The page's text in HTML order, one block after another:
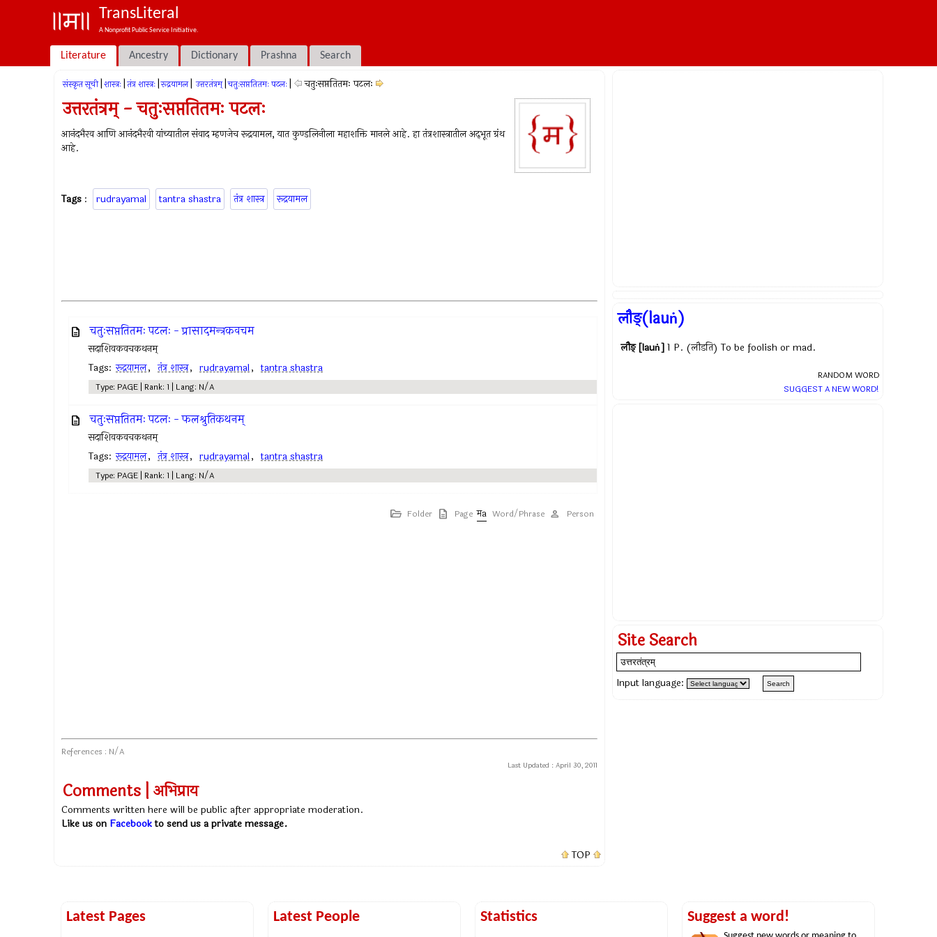
TransLiteral
A Nonprofit Public Service Initiative.
Literature Ancestry Dictionary Prashna Search
संस्कृत सूची शास्त्रः तंत्र शास्त्रः रूद्रयामल उत्तरतंत्रम् चतुःसप्ततितमः पटलः चतुःसप्ततितमः पटलः
उत्तरतंत्रम् - चतुःसप्ततितमः पटलः
आनंदभैरव आणि आनंदभैरवी यांच्यातील संवाद म्हणजेच रूद्रयामल, यात कुण्डलिनीला महाशक्ति मानले आहे. हा तंत्रशास्त्रातील अद्‍भूत ग्रंथ
आहे.
Tags : rudrayamal tantra shastra तंत्र शास्त्र रूद्रयामल
चतुःसप्ततितमः पटलः - प्रासादमन्त्रकवचम
सदाशिवकवचकथनम्
Tags: रूद्रयामल, तंत्र शास्त्र, rudrayamal, tantra shastra
Type: PAGE | Rank: 1 | Lang: N/A
चतुःसप्ततितमः पटलः - फलश्रुतिकथनम्
सदाशिवकवचकथनम्
Tags: रूद्रयामल, तंत्र शास्त्र, rudrayamal, tantra shastra
Type: PAGE | Rank: 1 | Lang: N/A
Folder Page Word/Phrase Person
References : N/A
Last Updated : April 30, 2011
Comments | अभिप्राय
Comments written here will be public after appropriate moderation.
Like us on Facebookto send us a private message.
TOP
लौङ्(lauṅ)
लौङ् [lauṅ]1 P. (लौडति) To be foolish or mad.
RANDOM WORD
SUGGEST A NEW WORD!
Site Search
Input language:
Latest Pages Latest People Statistics Suggest a word!